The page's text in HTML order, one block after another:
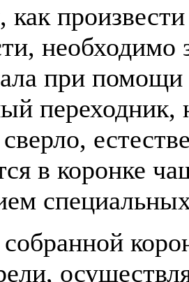
необходимо
при
переходник,
в коронке